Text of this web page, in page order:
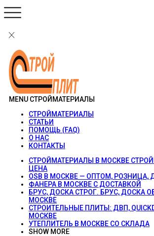
MENU СТРОЙМАТЕРИАЛЫ
СТРОЙМАТЕРИАЛЫ
СТАТЬИ
ПОМОЩЬ (FAQ)
О НАС
КОНТАКТЫ
СТРОЙМАТЕРИАЛЫ В МОСКВЕ
ЦЕНА
OSB В МОСКВЕ — ОПТОМ, РОЗНИЦА,
ФАНЕРА В МОСКВЕ С ДОСТАВКОЙ
БРУС, ДОСКА СТРОГ. БРУС, ДОСКА
МОСКВЕ
СТРОИТЕЛЬНЫЕ ПЛИТЫ: ДВП,
МОСКВЕ
УТЕПЛИТЕЛЬ В МОСКВЕ СО СКЛАДА
SHOW MORE